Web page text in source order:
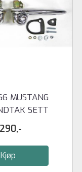
MUSTANG
SETT
Kjøp